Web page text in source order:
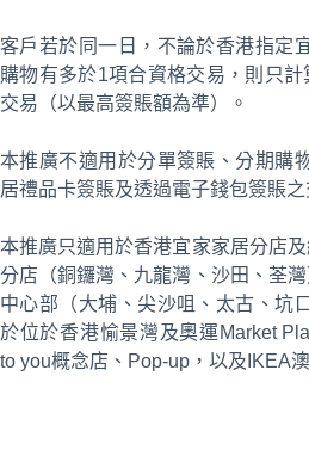
客戶若於同一日，不論於香港指定
購物有多於1項合資格交易，則只
交易（以最高簽賬額為準）。
本推廣不適用於分單簽賬、分期購
居禮品卡簽賬及透過電子錢包簽賬之
本推廣只適用於香港宜家家居分店
分店（銅鑼灣、九龍灣、沙田、荃
中心部（大埔、尖沙咀、太古、坑
於位於香港愉景灣及奧運Market
to you概念店、Pop-up，以及IKEA